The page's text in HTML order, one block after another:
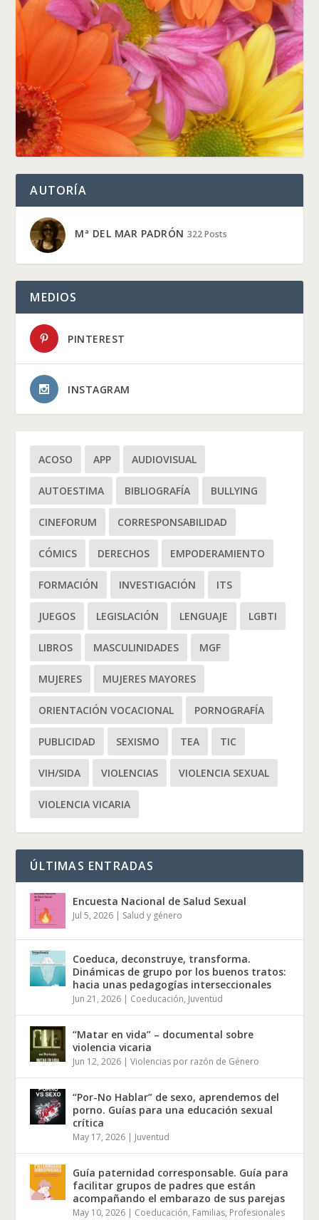
AUTORÍA
Mª DEL MAR PADRÓN 322 Posts
MEDIOS
PINTEREST
INSTAGRAM
ACOSO APP AUDIOVISUAL
AUTOESTIMA BIBLIOGRAFÍA BULLYING
CINEFORUM CORRESPONSABILIDAD
CÓMICS DERECHOS EMPODERAMIENTO
FORMACIÓN INVESTIGACIÓN ITS
JUEGOS LEGISLACIÓN LENGUAJE LGBTI
LIBROS MASCULINIDADES MGF
MUJERES MUJERES MAYORES
ORIENTACIÓN VOCACIONAL PORNOGRAFÍA
PUBLICIDAD SEXISMO TEA TIC
VIH/SIDA VIOLENCIAS VIOLENCIA SEXUAL
VIOLENCIA VICARIA
ÚLTIMAS ENTRADAS
Encuesta Nacional de Salud Sexual
Jul 5, 2026 | Salud y género
Coeduca, deconstruye, transforma.
Dinámicas de grupo por los buenos tratos:
hacia unas pedagogías interseccionales
Jun 21, 2026 | Coeducación, Juventud
“Matar en vida” – documental sobre
violencia vicaria
Jun 12, 2026 |Violencias por razón de Género
“Por-No Hablar” de sexo, aprendemos del
porno. Guías para una educación sexual
crítica
May 17, 2026 | Juventud
Guía paternidad corresponsable. Guía para
facilitar grupos de padres que están
acompañando el embarazo de sus parejas
May 10, 2026 | Coeducación, Familias, Profesionales